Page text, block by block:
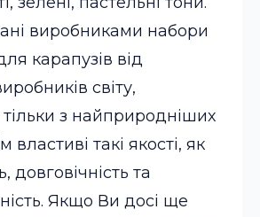
виробниками набори
карапузів від
світу,
тільки з найприродніших
властиві такі якості, як
довговічність та
Якщо Ви досі ще